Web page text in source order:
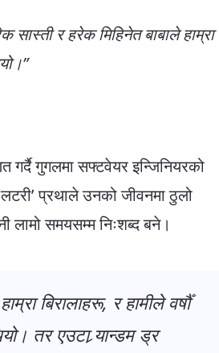
र हरेक मिहिनेत बाबाले हाम्रा
गर्दै गुगलमा सफ्टवेयर इन्जिनियरको
प्रथाले उनको जीवनमा ठुलो
लामो समयसम्म निःशब्द बने।
बिरालाहरू, र हामीले वर्षौँ
तर एउटा र्‍यान्डम ड्र